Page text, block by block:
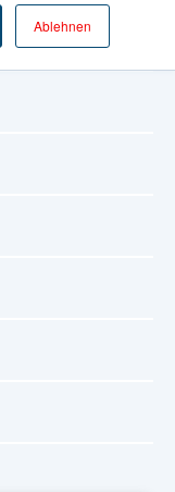
Ablehnen